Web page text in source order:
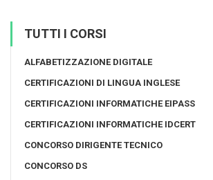
TUTTI I CORSI
ALFABETIZZAZIONE DIGITALE
CERTIFICAZIONI DI LINGUA INGLESE
CERTIFICAZIONI INFORMATICHE EIPASS
CERTIFICAZIONI INFORMATICHE IDCERT
CONCORSO DIRIGENTE TECNICO
CONCORSO DS